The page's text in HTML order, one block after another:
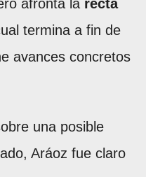
afronta la recta
termina a fin de
avances concretos
una posible
Aráoz fue claro